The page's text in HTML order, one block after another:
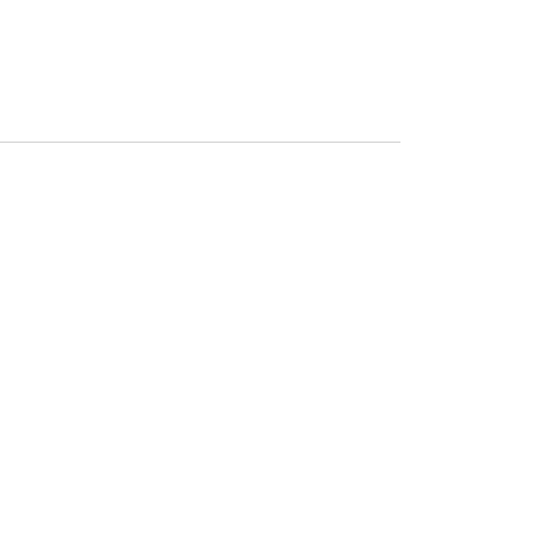
az adott géptípushoz kell beállítani.
a felhasználót az adott festendő